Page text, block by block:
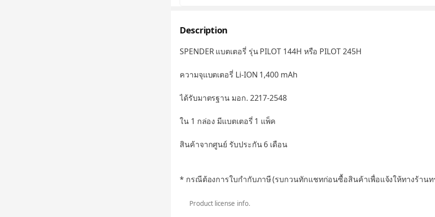
Description
SPENDER แบตเตอรี่ รุ่น PILOT 144H หรือ PILOT 245H
ความจุแบตเตอรี่ Li-ION 1,400 mAh
ได้รับมาตรฐาน มอก. 2217-2548
ใน 1 กล่อง มีแบตเตอรี่ 1 แพ็ค
สินค้าจากศูนย์ รับประกัน 6 เดือน
* กรณีต้องการใบกำกับภาษี (รบกวนทักแชทก่อนซื้อสินค้าเพื่อแจ้งให้ทางร้านท
Product license info.